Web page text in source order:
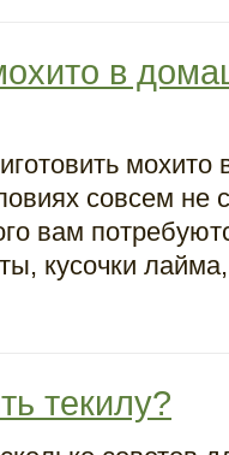
в
совсем не
вам
кусочки
текилу?